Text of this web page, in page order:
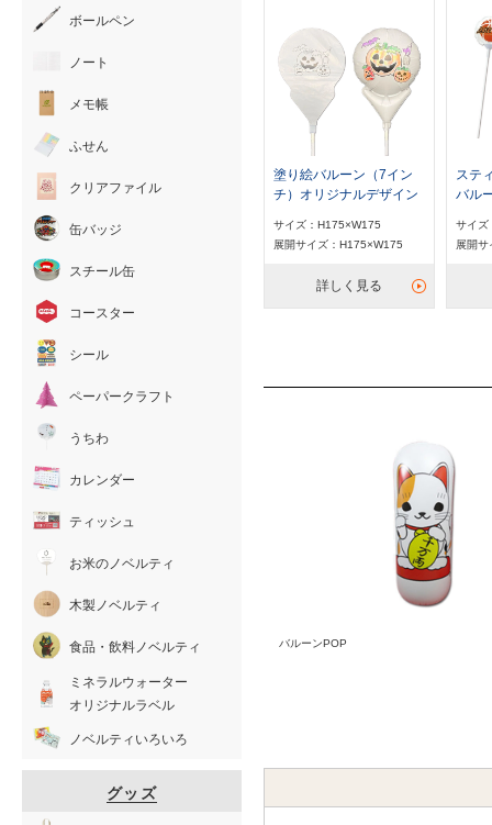
塗り絵バルーン（7イン
チ）オリジナルデザイン
サイズ：H175×W175
展開サイズ：H175×W175
詳しく見る
ステ
バル
サイズ
展開
バルーンPOP
ボールペン
ノート
メモ帳
ふせん
クリアファイル
缶バッジ
スチール缶
コースター
シール
ペーパークラフト
うちわ
カレンダー
ティッシュ
お米のノベルティ
木製ノベルティ
食品・飲料ノベルティ
ミネラルウォーター
オリジナルラベル
ノベルティいろいろ
グッズ